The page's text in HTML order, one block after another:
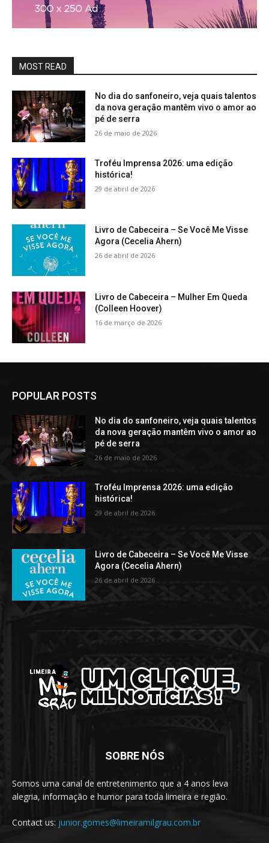
MOST READ
No dia do sanfoneiro, veja quais talentos
da nova geração mantêm vivo o amor ao
pé de serra
26 de maio de 2026
Troféu Imprensa 2026: uma edição
histórica!
29 de abril de 2026
Livro de Cabeceira – Se Você Me Visse
Agora (Cecelia Ahern)
26 de abril de 2026
Livro de Cabeceira – Mulher Em Queda
(Colleen Hoover)
16 de março de 2026
POPULAR POSTS
No dia do sanfoneiro, veja quais talentos
da nova geração mantêm vivo o amor ao
pé de serra
26 de maio de 2026
Troféu Imprensa 2026: uma edição
histórica!
29 de abril de 2026
Livro de Cabeceira – Se Você Me Visse
Agora (Cecelia Ahern)
26 de abril de 2026
SOBRE NÓS
Somos uma canal de entretenimento que a 4 anos leva
alegria, informação e humor para toda limeira e região.
Contact us: junior.gomes@limeiramilgrau.com.br